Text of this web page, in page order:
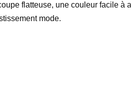
flatteuse, une couleur facile à
mode.